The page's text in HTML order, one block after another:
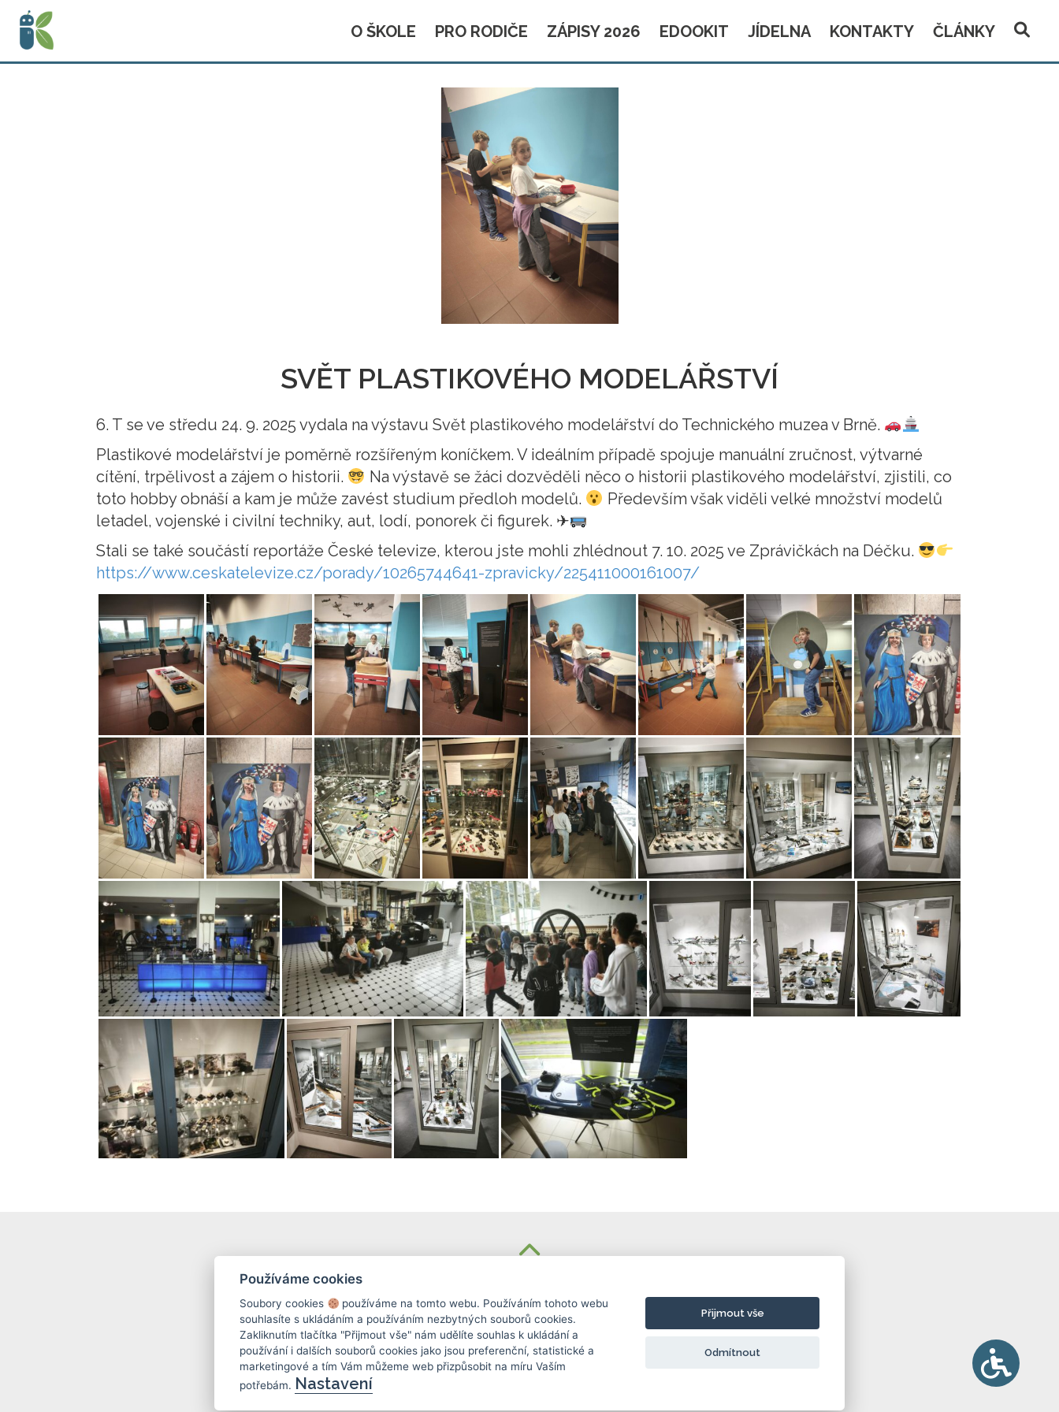
O ŠKOLE PRO RODIČE ZÁPISY 2026 EDOOKIT JÍDELNA KONTAKTY ČLÁNKY
SVĚT PLASTIKOVÉHO MODELÁŘSTVÍ
6. T se ve středu 24. 9. 2025 vydala na výstavu Svět plastikového modelářství do Technického muzea v Brně.
Plastikové modelářství je poměrně rozšířeným koníčkem. V ideálním případě spojuje manuální zručnost, výtvarné
cítění, trpělivost a zájem o historii.
Na výstavě se žáci dozvěděli něco o historii plastikového modelářství, zjistili, co
toto hobby obnáší a kam je může zavést studium předloh modelů.
Především však viděli velké množství modelů
letadel, vojenské i civilní techniky, aut, lodí, ponorek či figurek. ✈
Stali se také součástí reportáže České televize, kterou jste mohli zhlédnout 7. 10. 2025 ve Zprávičkách na Déčku.
https://www.ceskatelevize.cz/porady/10265744641-zpravicky/225411000161007/
Základní škola
Košinova 22, Brno 612 00
info@zskosinova.cz
(c) 2026 UniWIRE Solution, s. r. o.
Používáme cookies
Soubory cookies
používáme na tomto webu. Používáním tohoto webu
souhlasíte s ukládáním a používáním nezbytných souborů cookies.
Zakliknutím tlačítka "Přijmout vše" nám udělíte souhlas k ukládání a
používání i dalších souborů cookies jako jsou preferenční, statistické a
marketingové a tím Vám můžeme web přizpůsobit na míru Vaším
potřebám. Nastavení
Přijmout vše
Odmítnout